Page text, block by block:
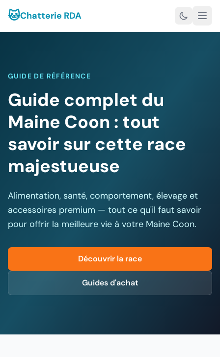
🐱Chatterie RDA
GUIDE DE RÉFÉRENCE
Guide complet du
Maine Coon : tout
savoir sur cette race
majestueuse
Alimentation, santé, comportement, élevage et
accessoires premium — tout ce qu'il faut savoir
pour offrir la meilleure vie à votre Maine Coon.
Découvrir la race
Guides d'achat